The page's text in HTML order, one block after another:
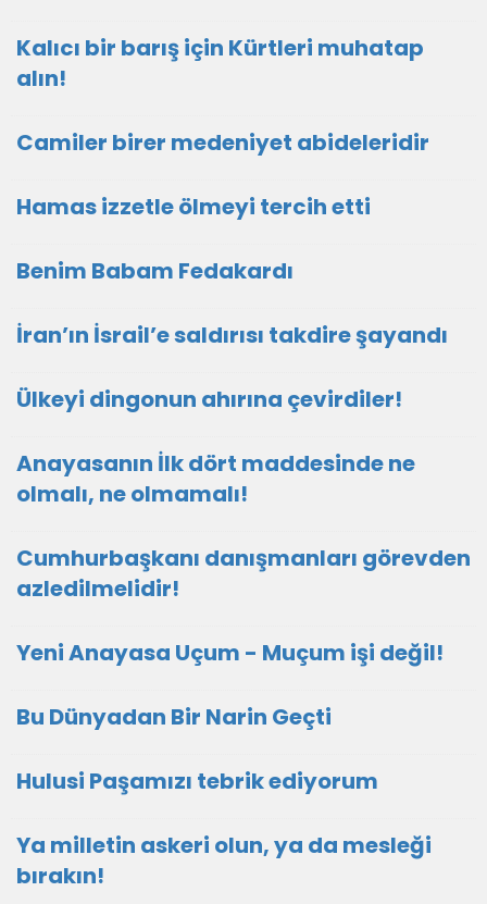
Kalıcı bir barış için Kürtleri muhatap
alın!
Camiler birer medeniyet abideleridir
Hamas izzetle ölmeyi tercih etti
Benim Babam Fedakardı
İran’ın İsrail’e saldırısı takdire şayandı
Ülkeyi dingonun ahırına çevirdiler!
Anayasanın İlk dört maddesinde ne
olmalı, ne olmamalı!
Cumhurbaşkanı danışmanları görevden
azledilmelidir!
Yeni Anayasa Uçum - Muçum işi değil!
Bu Dünyadan Bir Narin Geçti
Hulusi Paşamızı tebrik ediyorum
Ya milletin askeri olun, ya da mesleği
bırakın!